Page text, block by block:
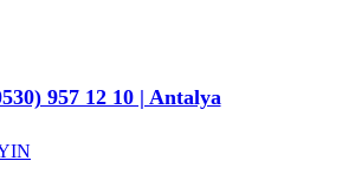
957 12 10 | Antalya